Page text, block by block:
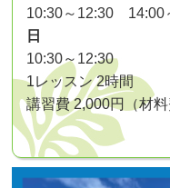
10:30～12:30 14:00
日
10:30～12:30
1レッスン 2時間
講習費 2,000円（材料